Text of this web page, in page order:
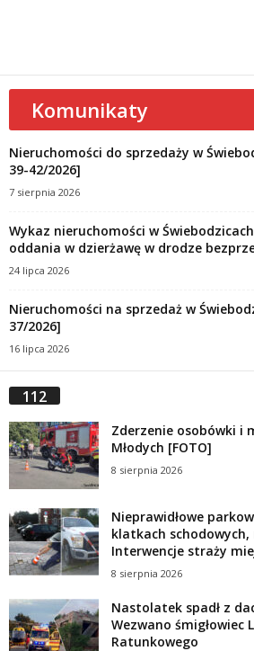
Komunikaty
Nieruchomości do sprzedaży w
39-42/2026]
7 sierpnia 2026
Wykaz nieruchomości w
oddania w dzierżawę w drodze
24 lipca 2026
Nieruchomości na sprzedaż w
37/2026]
16 lipca 2026
112
Zderzenie osobówki i
Młodych [FOTO]
8 sierpnia 2026
Nieprawidłowe
klatkach
Interwencje straży
8 sierpnia 2026
Nastolatek spadł z
Wezwano śmigłowiec
Ratunkowego